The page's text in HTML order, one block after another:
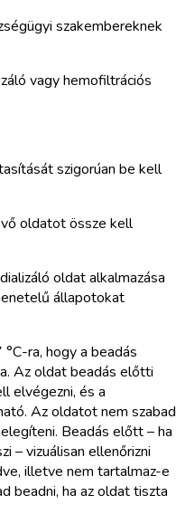
szakembereknek
vagy hemofiltrációs
szigorúan be kell
oldatot össze kell
oldat alkalmazása
állapotokat
ra, hogy a beadás
Az oldat beadás előtti
elvégezni, és a
Az oldatot nem szabad
Beadás előtt – ha
– vizuálisan ellenőrizni
illetve nem tartalmaz-e
beadni, ha az oldat tiszta